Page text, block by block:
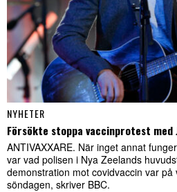
NYHETER
Försökte stoppa vaccinprotest med
ANTIVAXXARE. När inget annat
var vad polisen i Nya Zeelands
demonstration mot covidvaccin var på
söndagen, skriver BBC.